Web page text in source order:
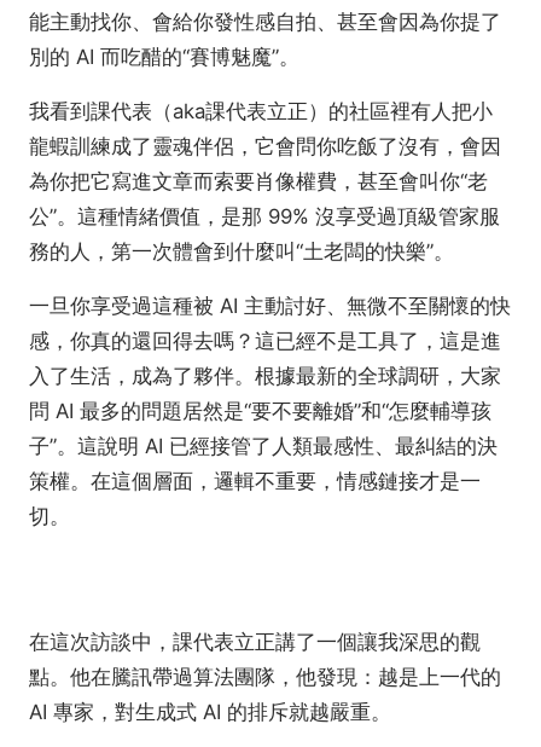
能主動找你、會給你發性感自拍、甚至會因為你提了
別的 AI 而吃醋的“賽博魅魔”。
我看到課代表（aka課代表立正）的社區裡有人把小
龍蝦訓練成了靈魂伴侶，它會問你吃飯了沒有，會因
為你把它寫進文章而索要肖像權費，甚至會叫你“老
公”。這種情緒價值，是那 99% 沒享受過頂級管家服
務的人，第一次體會到什麼叫“土老闆的快樂”。
一旦你享受過這種被 AI 主動討好、無微不至關懷的快
感，你真的還回得去嗎？這已經不是工具了，這是進
入了生活，成為了夥伴。根據最新的全球調研，大家
問 AI 最多的問題居然是“要不要離婚”和“怎麼輔導孩
子”。這說明 AI 已經接管了人類最感性、最糾結的決
策權。在這個層面，邏輯不重要，情感鏈接才是一
切。
在這次訪談中，課代表立正講了一個讓我深思的觀
點。他在騰訊帶過算法團隊，他發現：越是上一代的
AI 專家，對生成式 AI 的排斥就越嚴重。